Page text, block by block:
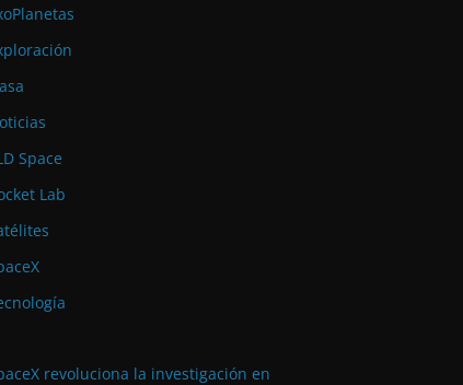
Space
Lab
revoluciona la investigación en